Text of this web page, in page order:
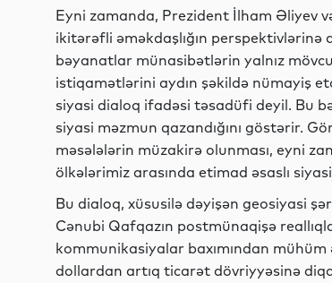
Eyni zamanda, Prezident İlham Əliyev
ikitərəfli əməkdaşlığın
bəyanatlar münasibətlərin yalnız
istiqamətlərini aydın şəkildə nümayiş
siyasi dialoq ifadəsi təsadüfi deyil. Bu
siyasi məzmun qazandığını göstərir.
məsələlərin müzakirə olunması, eyni
ölkələrimiz arasında etimad əsaslı
Bu dialoq, xüsusilə dəyişən geosiyasi
Cənubi Qafqazın postmünaqişə
kommunikasiyalar baxımından mühüm
dollardan artıq ticarət dövriyyəsinə